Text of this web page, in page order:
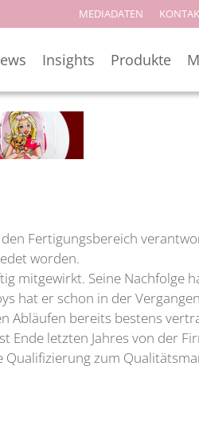
MEDIADATEN
Insights Produkte
Fertigungsbereich
worden.
mitgewirkt. Seine Nachfolge
hat er schon in der
Abläufen bereits bestens
letzten Jahres von der
zum